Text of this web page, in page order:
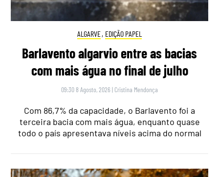
ALGARVE, EDIÇÃO PAPEL
Barlavento algarvio entre as bacias
com mais água no final de julho
09:30 8 Agosto, 2026 | Cristina Mendonça
Com 86,7% da capacidade, o Barlavento foi a
terceira bacia com mais água, enquanto quase
todo o país apresentava níveis acima do normal